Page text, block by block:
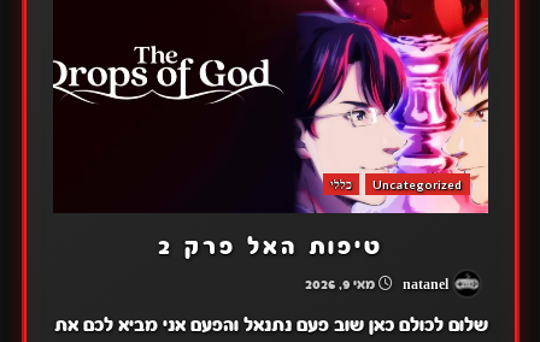
Uncategorized כללי
טיפות האל פרק 2
מאי 9, 2026
שלום לכולם כאן שוב פעם נתנאל והפעם אני מביא לכם את